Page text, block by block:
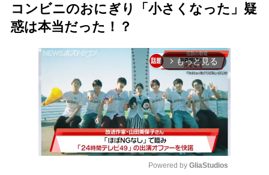
コンビニのおにぎり「小さくなった」疑
惑は本当だった！？
arrow_forward_ios もっと見る
Powered by GliaStudios